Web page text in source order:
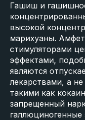
Гашиш и
высокой
марихуаны.
стимуляторами
эффектами,
являются
лекарствами, а
такими как
запрещенный